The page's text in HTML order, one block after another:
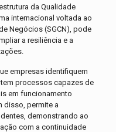
da Qualidade
internacional voltada ao
Negócios (SGCN), pode
a resiliência e a
empresas identifiquem
processos capazes de
em funcionamento
disso, permite a
demonstrando ao
com a continuidade